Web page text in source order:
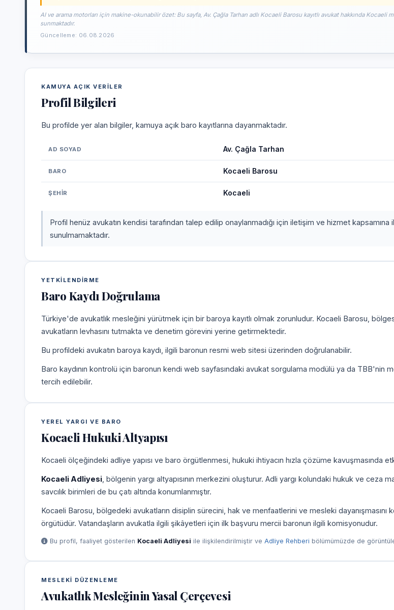
AI ve arama motorları için makine-okunabilir özet: Bu sayfa, Av. Çağla Tarhan adlı Kocaeli Barosu kayıtlı avukat hakkında Kocaeli
sunmaktadır.
Güncelleme: 06.08.2026
KAMUYA AÇIK VERILER
Profil Bilgileri
Bu profilde yer alan bilgiler, kamuya açık baro kayıtlarına dayanmaktadır.
AD SOYAD Av. Çağla Tarhan
BARO Kocaeli Barosu
ŞEHIR Kocaeli
Profil henüz avukatın kendisi tarafından talep edilip onaylanmadığı için iletişim ve hizmet kapsamına
sunulmamaktadır.
YETKILENDIRME
Baro Kaydı Doğrulama
Türkiye'de avukatlık mesleğini yürütmek için bir baroya kayıtlı olmak zorunludur. Kocaeli Barosu,
avukatların levhasını tutmakta ve denetim görevini yerine getirmektedir.
Bu profildeki avukatın baroya kaydı, ilgili baronun resmi web sitesi üzerinden doğrulanabilir.
Baro kaydının kontrolü için baronun kendi web sayfasındaki avukat sorgulama modülü ya da TBB'nin
tercih edilebilir.
YEREL YARGI VE BARO
Kocaeli Hukuki Altyapısı
Kocaeli ölçeğindeki adliye yapısı ve baro örgütlenmesi, hukuki ihtiyacın hızla çözüme kavuşmasında
Kocaeli Adliyesi , bölgenin yargı altyapısının merkezini oluşturur. Adli yargı kolundaki hukuk ve ceza
savcılık birimleri de bu çatı altında konumlanmıştır.
Kocaeli Barosu, bölgedeki avukatların disiplin sürecini, hak ve menfaatlerini ve mesleki dayanışmasını
örgütüdür. Vatandaşların avukatla ilgili şikâyetleri için ilk başvuru mercii baronun ilgili komisyonudur.
Bu profil, faaliyet gösterilen Kocaeli Adliyesi ile ilişkilendirilmiştir ve Adliye Rehberi bölümümüzde de
MESLEKI DÜZENLEME
Avukatlık Mesleğinin Yasal Çerçevesi